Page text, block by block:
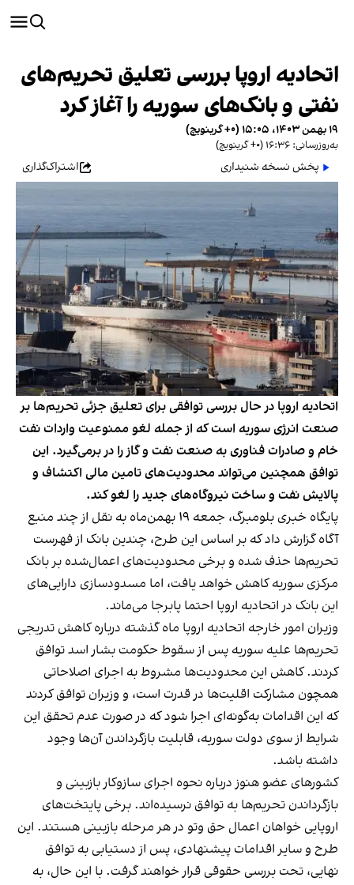
اتحادیه اروپا بررسی تعلیق تحریم‌های
نفتی و بانک‌های سوریه را آغاز کرد
۱۹ بهمن ۱۴۰۳، ۱۵:۰۵ (‎+۰ گرینویچ)
به‌روزرسانی: ۱۶:۳۶ (‎+۰ گرینویچ)
پخش نسخه شنیداری اشتراک‌گذاری
اتحادیه اروپا در حال بررسی توافقی برای تعلیق جزئی تحریم‌ها بر
صنعت انرژی سوریه است که از جمله لغو ممنوعیت واردات نفت
خام و صادرات فناوری به صنعت نفت و گاز را در برمی‌گیرد. این
توافق همچنین می‌تواند محدودیت‌های تامین مالی اکتشاف و
پالایش نفت و ساخت نیروگاه‌های جدید را لغو کند.
پایگاه خبری بلومبرگ، جمعه ۱۹ بهمن‌ماه به نقل از چند منبع
آگاه گزارش داد که بر اساس این طرح، چندین بانک از فهرست
تحریم‌ها حذف شده و برخی محدودیت‌های اعمال‌شده بر بانک
مرکزی سوریه کاهش خواهد یافت، اما مسدودسازی دارایی‌های
این بانک در اتحادیه اروپا احتما پابرجا می‌ماند.
وزیران امور خارجه اتحادیه اروپا ماه گذشته درباره کاهش تدریجی
تحریم‌ها علیه سوریه پس از سقوط حکومت بشار اسد توافق
کردند. کاهش این محدودیت‌ها مشروط به اجرای اصلاحاتی
همچون مشارکت اقلیت‌ها در قدرت است، و وزیران توافق کردند
که این اقدامات به‌گونه‌ای اجرا شود که در صورت عدم تحقق این
شرایط از سوی دولت سوریه، قابلیت بازگرداندن آن‌ها وجود
داشته باشد.
کشورهای عضو هنوز درباره نحوه اجرای سازوکار بازبینی و
بازگرداندن تحریم‌ها به توافق نرسیده‌اند. برخی پایتخت‌های
اروپایی خواهان اعمال حق وتو در هر مرحله بازبینی هستند. این
طرح و سایر اقدامات پیشنهادی، پس از دستیابی به توافق
نهایی، تحت بررسی حقوقی قرار خواهند گرفت. با این حال، به